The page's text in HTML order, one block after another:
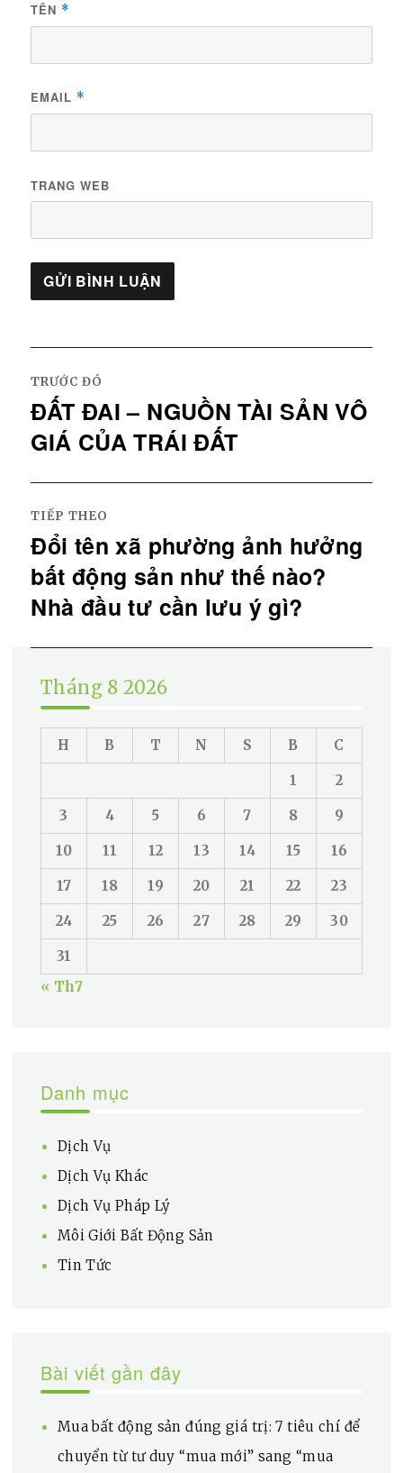
TÊN *
EMAIL *
TRANG WEB
hướng
bài
viết
TRƯỚC ĐÓ
Bài
trước
ĐẤT ĐAI – NGUỒN TÀI SẢN VÔ
GIÁ CỦA TRÁI ĐẤT
TIẾP THEO
Bài
tiếp
Đổi tên xã phường ảnh hưởng
bất động sản như thế nào?
Nhà đầu tư cần lưu ý gì?
Tháng 8 2026
H B T N S B C
1 2
3 4 5 6 7 8 9
10 11 12 13 14 15 16
17 18 19 20 21 22 23
24 25 26 27 28 29 30
31
« Th7
Danh mục
Dịch Vụ
Dịch Vụ Khác
Dịch Vụ Pháp Lý
Môi Giới Bất Động Sản
Tin Tức
Bài viết gần đây
Mua bất động sản đúng giá trị: 7 tiêu chí để
chuyển từ tư duy “mua mới” sang “mua